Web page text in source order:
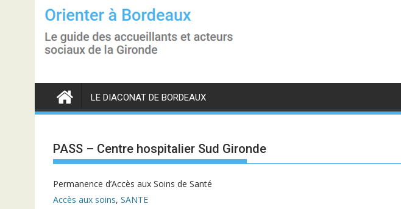
o
e
LE DIACONAT DE BORDEAUX
PASS – Centre hospitalier Sud Gironde
Permanence d’Accès aux Soins de Santé
Accès aux soins, SANTE